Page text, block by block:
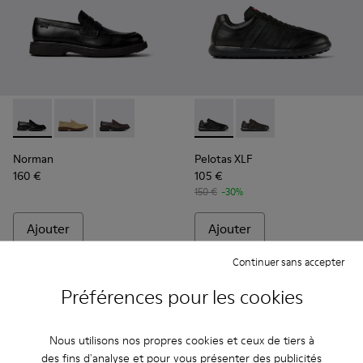
Préférences pour les cookies
Nous utilisons nos propres cookies et ceux de tiers à
des fins d'analyse et pour vous présenter des publicités
Continuer sans accepter
Norman - K101001-001 - Chaussures en cuir noir pour
Norman - K101001-008
Norman - K101001-005
Norman
160 €
Ajouter
Pelotas XLF - K100752-001
Pelotas XLF -
Pelotas XLF
105 €
150 € -30%
Ajouter